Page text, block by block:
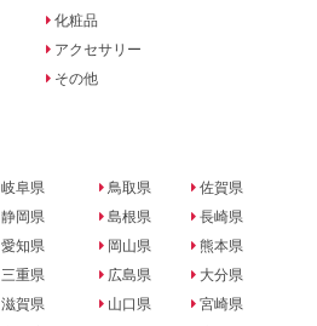
化粧品
アクセサリー
その他
岐阜県
静岡県
愛知県
三重県
滋賀県
鳥取県
島根県
岡山県
広島県
山口県
佐賀県
長崎県
熊本県
大分県
宮崎県